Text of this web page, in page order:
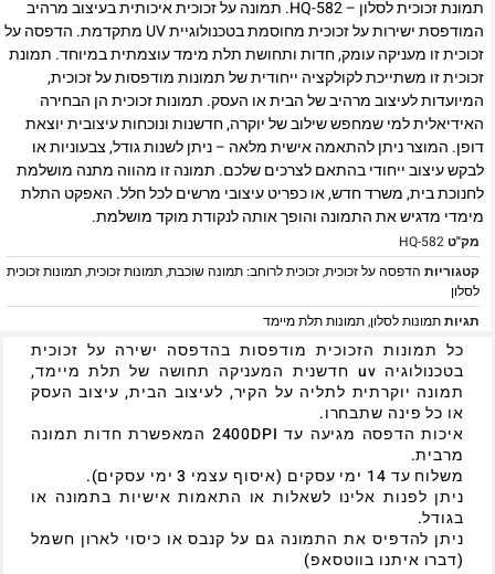
תמונת זכוכית לסלון – HQ-582. תמונה על זכוכית איכותית בעיצוב מרהיב
המודפסת ישירות על זכוכית מחוסמת בטכנולוגיית UV מתקדמת. הדפסה על
זכוכית זו מעניקה עומק, חדות ותחושת תלת מימד עוצמתית במיוחד. תמונת
זכוכית זו משתייכת לקולקציה ייחודית של תמונות מודפסות על זכוכית,
המיועדות לעיצוב מרהיב של הבית או העסק. תמונות זכוכית הן הבחירה
האידיאלית למי שמחפש שילוב של יוקרה, חדשנות ונוכחות עיצובית יוצאת
דופן. המוצר ניתן להתאמה אישית מלאה – ניתן לשנות גודל, צבעוניות או
לבקש עיצוב ייחודי בהתאם לצרכים שלכם. תמונה זו מהווה מתנה מושלמת
לחנוכת בית, משרד חדש, או כפריט עיצובי מרשים לכל חלל. האפקט התלת
מימדי מדגיש את התמונה והופך אותה לנקודת מוקד מושלמת.
מק"טHQ-582
קטגוריות הדפסה על זכוכית,זכוכית לרוחב: תמונה שוכבת,תמונות זכוכית,תמונות זכוכית
לסלון
תגיותתמונות לסלון,תמונות תלת מיימד
כל תמונות הזכוכית מודפסות בהדפסה ישירה על זכוכית
בטכנולוגיה uv חדשנית המעניקה תחושה של תלת מיימד,
תמונה יוקרתית לתליה על הקיר, לעיצוב הבית, עיצוב העסק
או כל פינה שתבחרו.
איכות הדפסה מגיעה עד 2400DPI המאפשרת חדות תמונה
מרבית.
משלוח עד 14 ימי עסקים (איסוף עצמי 3 ימי עסקים).
ניתן לפנות אלינו לשאלות או התאמות אישיות בתמונה או
בגודל.
ניתן להדפיס את התמונה גם על קנבס או כיסוי לארון חשמל
(דברו איתנו בווטסאפ)